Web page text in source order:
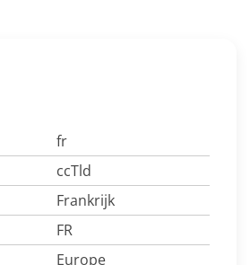
fr
ccTld
Frankrijk
FR
Europe